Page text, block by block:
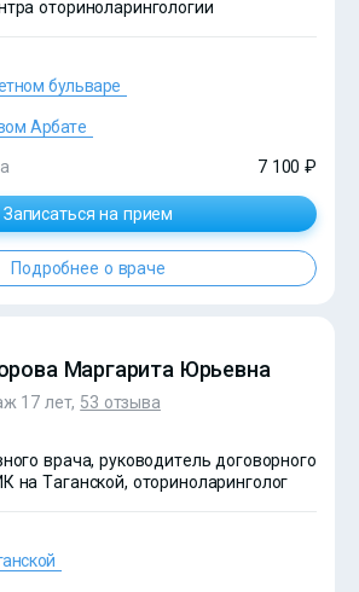
оториноларингологии
бульваре
Арбате
7 100 ₽
Записаться на прием
Подробнее о враче
Маргарита Юрьевна
17 лет, 53 отзыва
врача, руководитель договорного
на Таганской, оториноларинголог